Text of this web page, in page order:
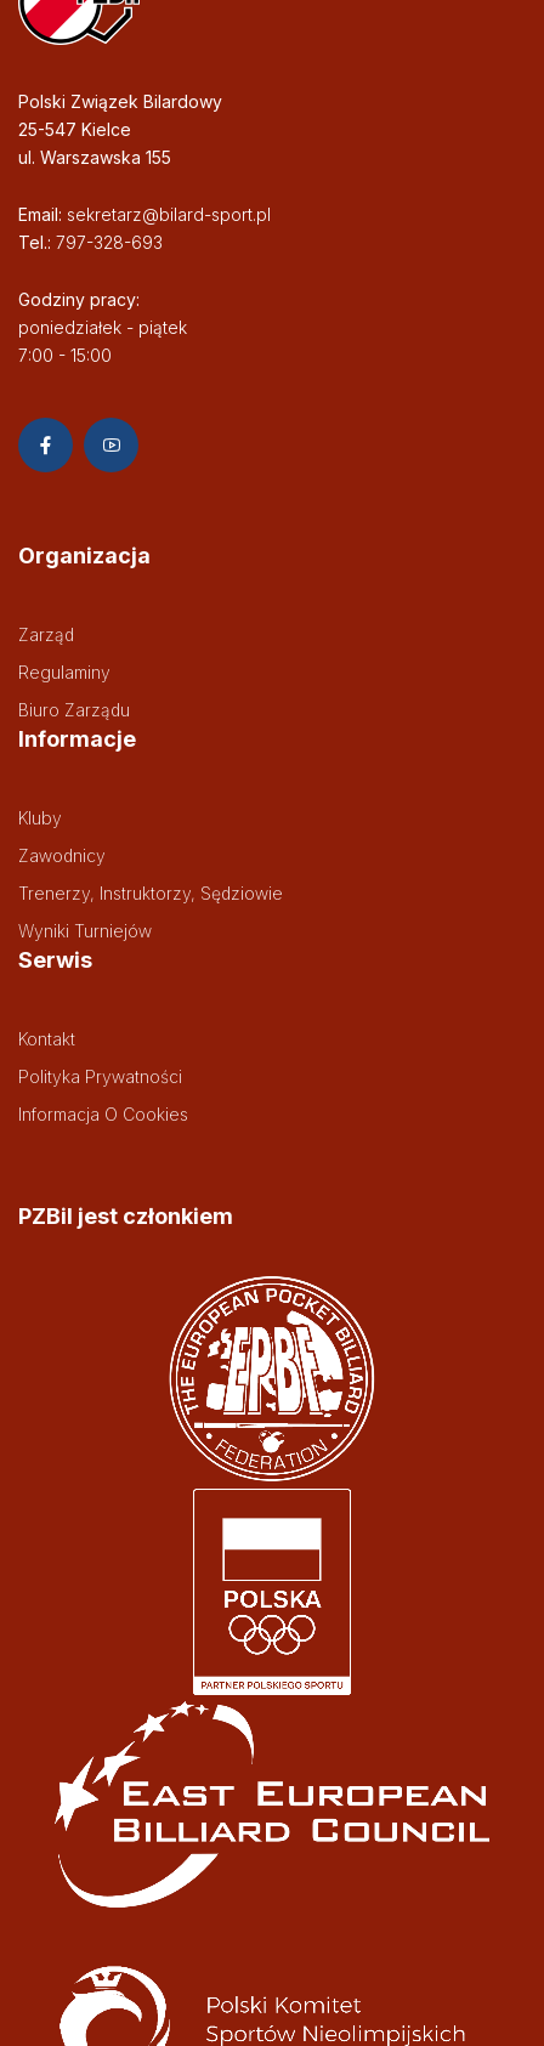
Polski Związek Bilardowy
25-547 Kielce
ul. Warszawska 155
Email: sekretarz@bilard-sport.pl
Tel.: 797-328-693
Godziny pracy:
poniedziałek - piątek
7:00 - 15:00
Organizacja
Zarząd
Regulaminy
Biuro Zarządu
Informacje
Kluby
Zawodnicy
Trenerzy, Instruktorzy, Sędziowie
Wyniki Turniejów
Serwis
Kontakt
Polityka Prywatności
Informacja O Cookies
PZBil jest członkiem